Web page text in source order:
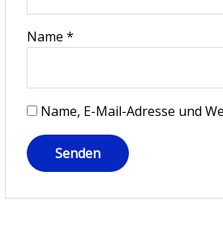
Name*
Name, E-Mail-Adresse und